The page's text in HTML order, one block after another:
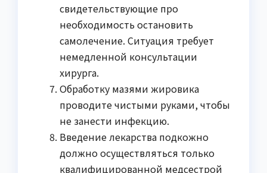
свидетельствующие про
необходимость остановить
самолечение. Ситуация требует
немедленной консультации
хирурга.
Обработку мазями жировика
проводите чистыми руками, чтобы
не занести инфекцию.
Введение лекарства подкожно
должно осуществляться только
квалифицированной медсестрой